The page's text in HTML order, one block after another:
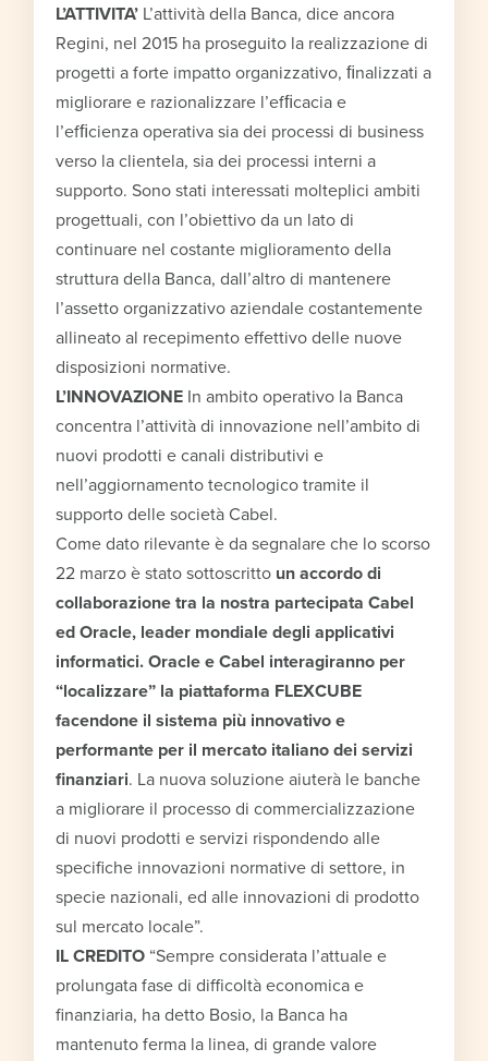
L’ATTIVITA’ L’attività della Banca, dice ancora
Regini, nel 2015 ha proseguito la realizzazione di
progetti a forte impatto organizzativo, ﬁnalizzati a
migliorare e razionalizzare l’efﬁcacia e
l’efﬁcienza operativa sia dei processi di business
verso la clientela, sia dei processi interni a
supporto. Sono stati interessati molteplici ambiti
progettuali, con l’obiettivo da un lato di
continuare nel costante miglioramento della
struttura della Banca, dall’altro di mantenere
l’assetto organizzativo aziendale costantemente
allineato al recepimento effettivo delle nuove
disposizioni normative.
L’INNOVAZIONE In ambito operativo la Banca
concentra l’attività di innovazione nell’ambito di
nuovi prodotti e canali distributivi e
nell’aggiornamento tecnologico tramite il
supporto delle società Cabel.
Come dato rilevante è da segnalare che lo scorso
22 marzo è stato sottoscritto un accordo di
collaborazione tra la nostra partecipata Cabel
ed Oracle, leader mondiale degli applicativi
informatici. Oracle e Cabel interagiranno per
“localizzare” la piattaforma FLEXCUBE
facendone il sistema più innovativo e
performante per il mercato italiano dei servizi
finanziari. La nuova soluzione aiuterà le banche
a migliorare il processo di commercializzazione
di nuovi prodotti e servizi rispondendo alle
specifiche innovazioni normative di settore, in
specie nazionali, ed alle innovazioni di prodotto
sul mercato locale”.
IL CREDITO “Sempre considerata l’attuale e
prolungata fase di difficoltà economica e
finanziaria, ha detto Bosio, la Banca ha
mantenuto ferma la linea, di grande valore